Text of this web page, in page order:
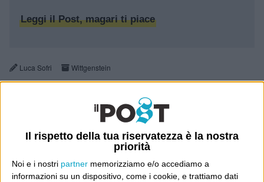
Il rispetto della tua riservatezza è la nostra
priorità
Noi e i nostri partner memorizziamo e/o accediamo a
informazioni su un dispositivo, come i cookie, e trattiamo dati
Leggi il Post, magari ti piace
Luca Sofri Wittgenstein
POST SUCCESSIVO